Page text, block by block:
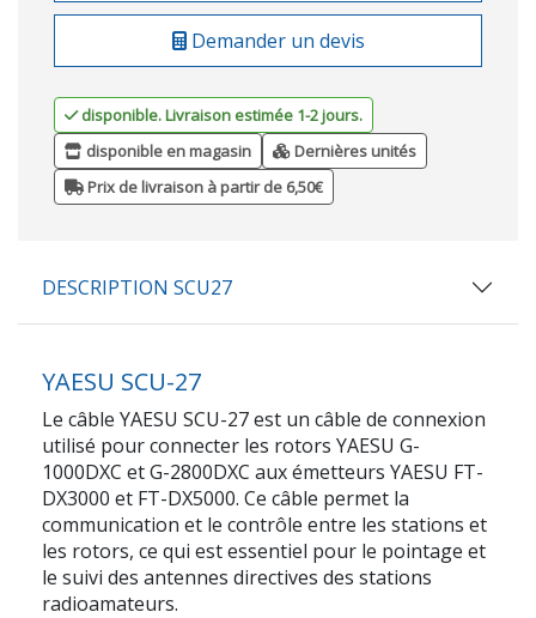
Demander un devis
disponible. Livraison estimée 1-2 jours.
disponible en magasin
Dernières unités
Prix de livraison à partir de 6,50€
DESCRIPTION SCU27
YAESU SCU-27
Le câble YAESU SCU-27 est un câble de connexion
utilisé pour connecter les rotors YAESU G-
1000DXC et G-2800DXC aux émetteurs YAESU FT-
DX3000 et FT-DX5000. Ce câble permet la
communication et le contrôle entre les stations et
les rotors, ce qui est essentiel pour le pointage et
le suivi des antennes directives des stations
radioamateurs.